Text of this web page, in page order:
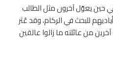
حين يعوّل آخرون مثل الطالب
للبحث في الركام، وقد عُثر
من عائلته ما زالوا عالقين